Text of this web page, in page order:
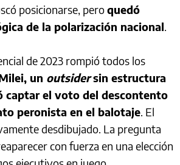
posicionarse, peroquedó
de la polarización nacional.
de 2023 rompió todos los
un outsidersin estructura
captar el voto del descontento
peronista en el balotaje. El
desdibujado. La pregunta
con fuerza en una elección